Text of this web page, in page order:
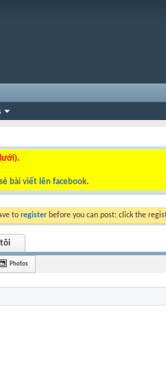
bài viết lên facebook.
to register before you can post: click the
Photos